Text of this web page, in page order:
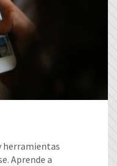
herramientas
Aprende a